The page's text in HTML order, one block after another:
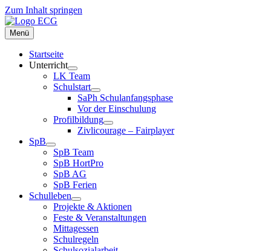
Zum Inhalt springen
Menü
Startseite
Unterricht
LK Team
Schulstart
SaPh Schulanfangsphase
Vor der Einschulung
Profilbildung
Zivlicourage – Fairplayer
SpB
SpB Team
SpB HortPro
SpB AG
SpB Ferien
Schulleben
Projekte & Aktionen
Feste & Veranstaltungen
Mittagessen
Schulregeln